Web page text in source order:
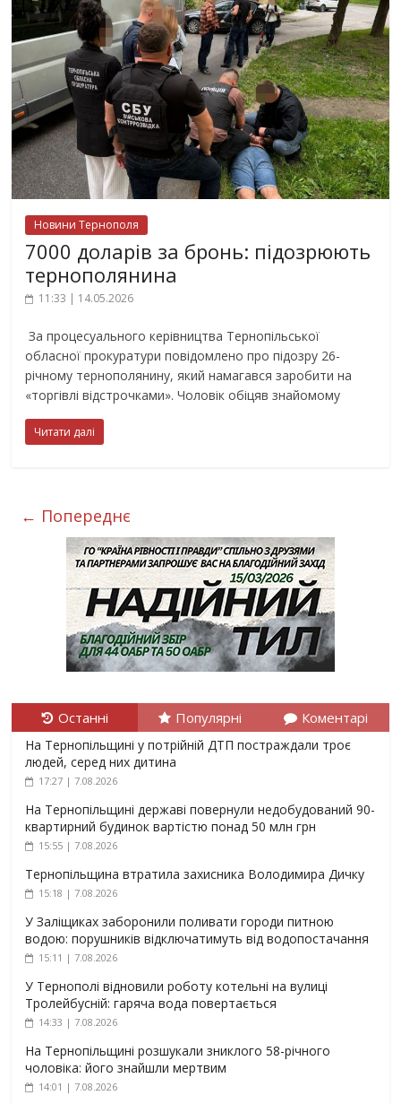
Новини Тернополя
7000 доларів за бронь: підозрюють
тернополянина
11:33 | 14.05.2026
За процесуального керівництва Тернопільської
обласної прокуратури повідомлено про підозру 26-
річному тернополянину, який намагався заробити на
«торгівлі відстрочками». Чоловік обіцяв знайомому
Читати далі
← Попереднє
Останні Популярні Коментарі
На Тернопільщині у потрійній ДТП постраждали троє
людей, серед них дитина
17:27 | 7.08.2026
На Тернопільщині державі повернули недобудований 90-
квартирний будинок вартістю понад 50 млн грн
15:55 | 7.08.2026
Тернопільщина втратила захисника Володимира Дичку
15:18 | 7.08.2026
У Заліщиках заборонили поливати городи питною
водою: порушників відключатимуть від водопостачання
15:11 | 7.08.2026
У Тернополі відновили роботу котельні на вулиці
Тролейбусній: гаряча вода повертається
14:33 | 7.08.2026
На Тернопільщині розшукали зниклого 58-річного
чоловіка: його знайшли мертвим
14:01 | 7.08.2026